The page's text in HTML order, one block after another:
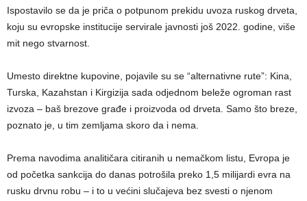
Ispostavilo se da je priča o potpunom prekidu uvoza ruskog drveta,
koju su evropske institucije servirale javnosti još 2022. godine, više
mit nego stvarnost.
Umesto direktne kupovine, pojavile su se “alternativne rute”: Kina,
Turska, Kazahstan i Kirgizija sada odjednom beleže ogroman rast
izvoza – baš brezove građe i proizvoda od drveta. Samo što breze,
poznato je, u tim zemljama skoro da i nema.
Prema navodima analitičara citiranih u nemačkom listu, Evropa je
od početka sankcija do danas potrošila preko 1,5 milijardi evra na
rusku drvnu robu – i to u većini slučajeva bez svesti o njenom